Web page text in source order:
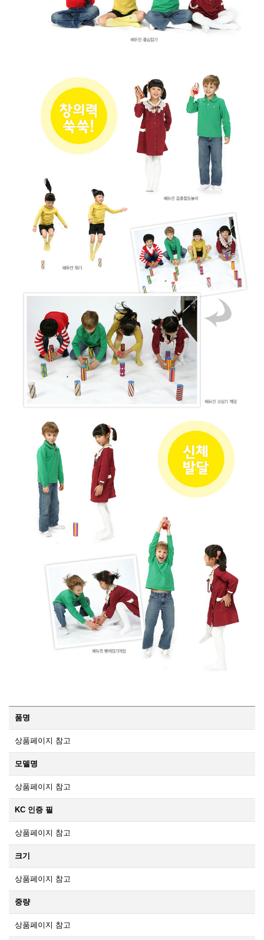
품명
상품페이지 참고
모델명
상품페이지 참고
KC 인증 필
상품페이지 참고
크기
상품페이지 참고
중량
상품페이지 참고